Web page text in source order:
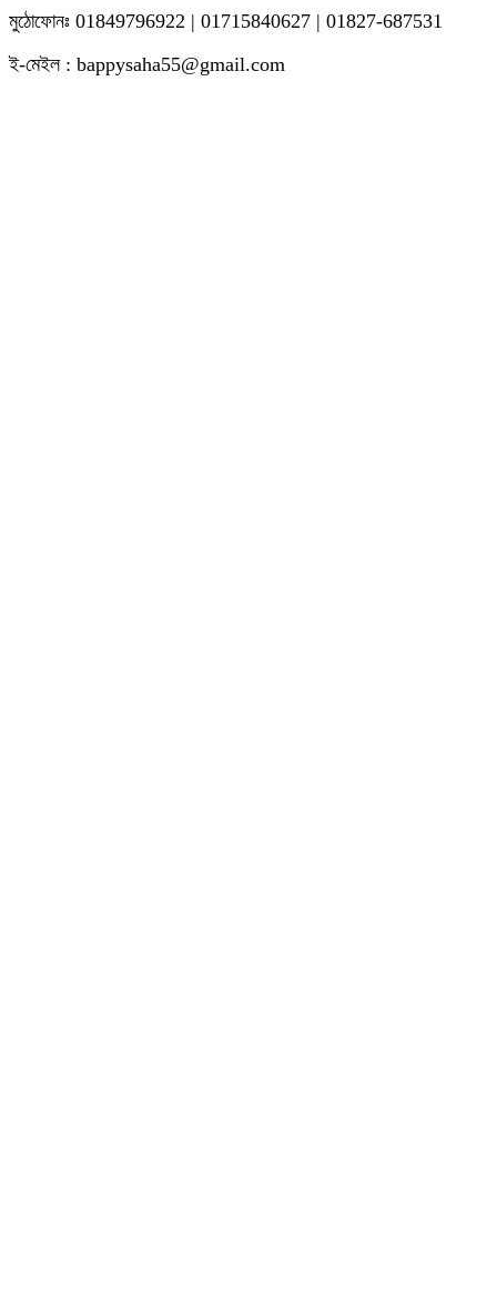
মুঠোফোনঃ 01849796922 | 01715840627 | 01827-687531
ই-মেইল : bappysaha55@gmail.com